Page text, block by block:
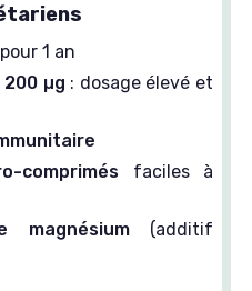
1 an
200 µg : dosage élevé et
comprimés faciles à
magnésium(additif